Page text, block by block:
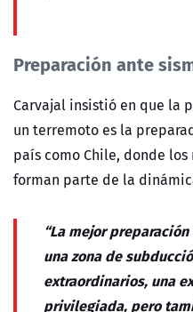
Preparación ante
Carvajal insistió en que la
un terremoto es la
país como Chile, donde
forman parte de la
“La mejor
una zona de
extraordinarios, una
privilegiada, pero